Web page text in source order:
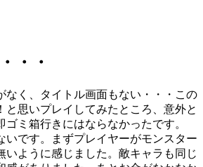
・・
なく、タイトル画面もない・・・この
と思いプレイしてみたところ、意外と
ミ箱行きにはならなかったです。
いです。まずプレイヤーがモンスター
いように感じました。敵キャラも同じ